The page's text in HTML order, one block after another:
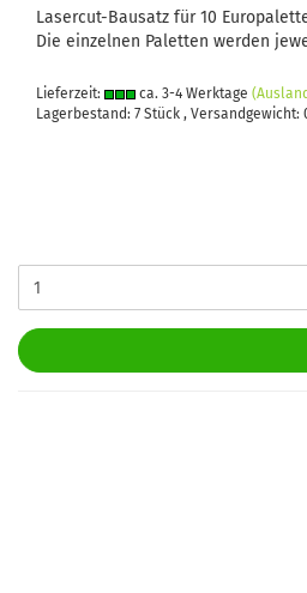
Lasercut-Bausatz für 10
Die einzelnen Paletten werden
Lieferzeit: ca. 3-4 Werktage
Lagerbestand: 7 Stück , Versandgewicht: